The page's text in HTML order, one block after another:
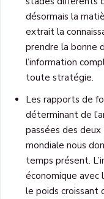
désormais la
extrait la
prendre la bonne
l’information
toute stratégie.
Les rapports de
déterminant de
passées des
mondiale nous
temps présent.
économique
le poids croissant